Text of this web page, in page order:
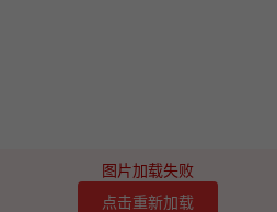
图片加载失败
点击重新加载